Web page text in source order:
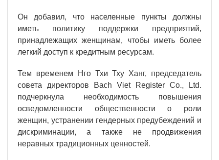
Он добавил, что населенные пункты должны
иметь политику поддержки предприятий,
принадлежащих женщинам, чтобы иметь более
легкий доступ к кредитным ресурсам.
Тем временем Нго Тхи Тху Ханг, председатель
совета директоров Bach Viet Register Co., Ltd.
подчеркнула необходимость повышения
осведомленности общественности о роли
женщин, устранении гендерных предубеждений и
дискриминации, а также не продвижения
неравных традиционных ценностей.